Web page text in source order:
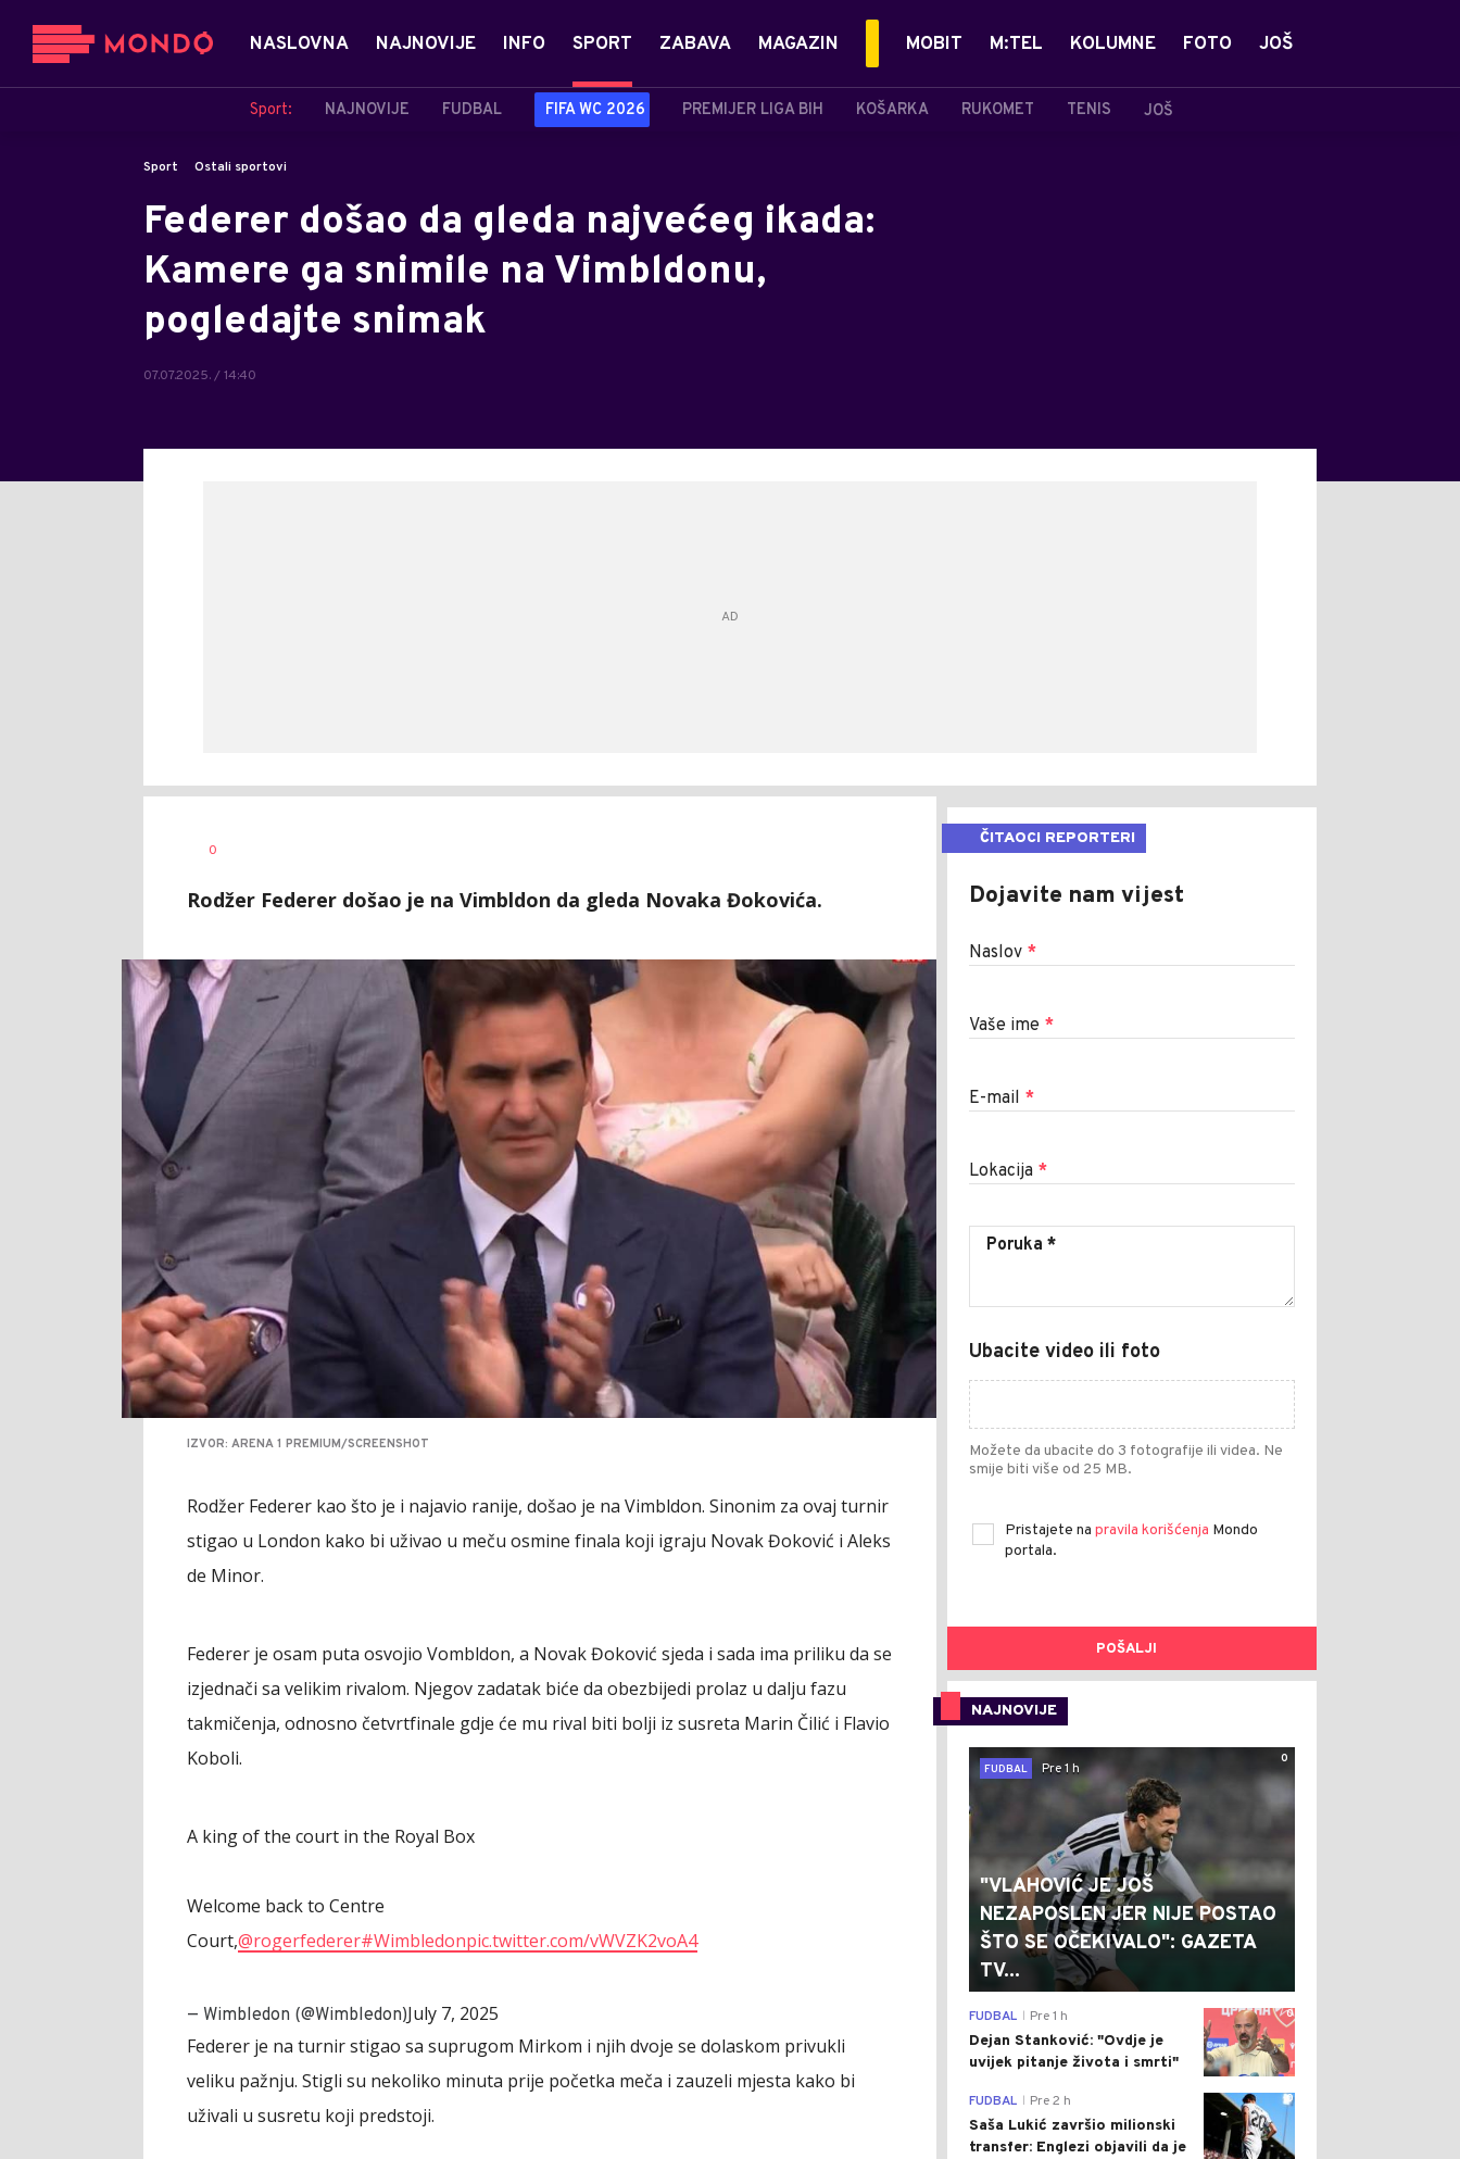
NASLOVNA NAJNOVIJE INFO SPORT
Sport: NAJNOVIJE FUDBAL FIFA WC 2026 PREMIJER LIGA BIH KOŠARKA RUKOMET TENIS JOŠ
ZABAVA MAGAZIN MOBIT M:TEL KOLUMNE FOTO JOŠ
Sport Ostali sportovi
Federer došao da gleda najvećeg ikada:
Kamere ga snimile na Vimbldonu,
pogledajte snimak
07.07.2025. / 14:40
0
Rodžer Federer došao je na Vimbldon da gleda Novaka Đokovića.
IZVOR: ARENA 1 PREMIUM/SCREENSHOT
Rodžer Federer kao što je i najavio ranije, došao je na Vimbldon. Sinonim za ovaj turnir
stigao u London kako bi uživao u meču osmine finala koji igraju Novak Đoković i Aleks
de Minor.
Federer je osam puta osvojio Vombldon, a Novak Đoković sjeda i sada ima priliku da se
izjednači sa velikim rivalom. Njegov zadatak biće da obezbijedi prolaz u dalju fazu
takmičenja, odnosno četvrtfinale gdje će mu rival biti bolji iz susreta Marin Čilić i Flavio
Koboli.
A king of the court in the Royal Box
Welcome back to Centre
Court,@rogerfederer#Wimbledonpic.twitter.com/vWVZK2voA4
— Wimbledon (@Wimbledon)July 7, 2025
Federer je na turnir stigao sa suprugom Mirkom i njih dvoje se dolaskom privukli
veliku pažnju. Stigli su nekoliko minuta prije početka meča i zauzeli mjesta kako bi
uživali u susretu koji predstoji.
ČITAOCI REPORTERI
Dojavite nam vijest
Naslov *
Vaše ime *
E-mail *
Lokacija *
Ubacite video ili foto
Možete da ubacite do 3 fotografije ili videa. Ne
smije biti više od 25 MB.
Pristajete na pravila korišćenja Mondo
portala.
POŠALJI
NAJNOVIJE
0
FUDBAL
Pre 1 h
"VLAHOVIĆ JE JOŠ
NEZAPOSLEN JER NIJE POSTAO
ŠTO SE OČEKIVALO": GAZETA
TV...
0
FUDBAL Pre 1 h
Dejan Stanković: "Ovdje je
uvijek pitanje života i smrti"
0
FUDBAL Pre 2 h
Saša Lukić završio milionski
transfer: Englezi objavili da je